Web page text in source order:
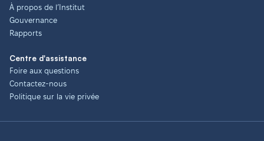
À propos de l’Institut
Gouvernance
Rapports
Centre d'assistance
Foire aux questions
Contactez-nous
Politique sur la vie privée